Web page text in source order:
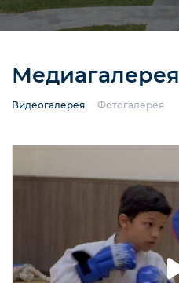
Медиагалерея
Видеогалерея
Фотогалерея